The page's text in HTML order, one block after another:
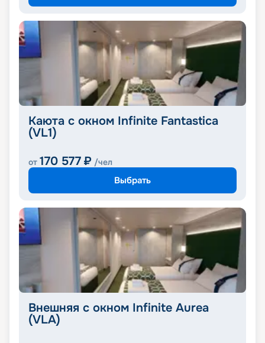
Каюта с окном Infinite Fantastica
(VL1)
от 170 577 ₽ /чел
Выбрать
Внешняя с окном Infinite Aurea
(VLA)